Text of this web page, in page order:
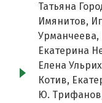
Татьяна
Имянитов,
Урманчеева,
Екатерина
Елена
Котив,
Ю.